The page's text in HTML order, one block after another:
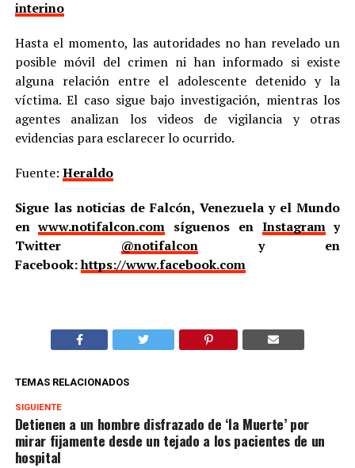
interino
Hasta el momento, las autoridades no han revelado un
posible móvil del crimen ni han informado si existe
alguna relación entre el adolescente detenido y la
víctima. El caso sigue bajo investigación, mientras los
agentes analizan los videos de vigilancia y otras
evidencias para esclarecer lo ocurrido.
Fuente: Heraldo
Sigue las noticias de Falcón, Venezuela y el Mundo
enwww.notifalcon.com síguenos en Instagramy
Twitter @notifalcony en
Facebook:https://www.facebook.com
TEMAS RELACIONADOS
SIGUIENTE
Detienen a un hombre disfrazado de ‘la Muerte’ por
mirar fijamente desde un tejado a los pacientes de un
hospital